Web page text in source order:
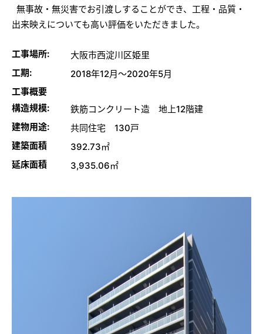
無事故・無災害でお引渡しすることができ、工程・品質・
出来映えについても高い評価をいただきました。
工事場所:
大阪市西淀川区姫里
工期:
2018年12月～2020年5月
工事概要
構造規模:
鉄筋コンクリート造 地上12階建
建物用途:
共同住宅 130戸
建築面積
392.73㎡
延床面積
3,935.06㎡